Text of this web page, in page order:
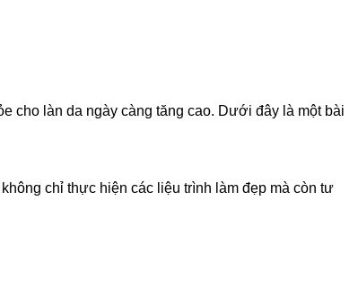
cho làn da ngày càng tăng cao. Dưới đây là một bài
chỉ thực hiện các liệu trình làm đẹp mà còn tư